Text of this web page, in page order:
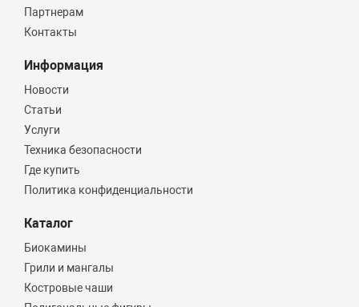
Партнерам
Контакты
Информация
Новости
Статьи
Услуги
Техника безопасности
Где купить
Политика конфиденциальности
Каталог
Биокамины
Грили и мангалы
Костровые чаши